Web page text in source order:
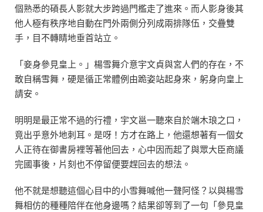
個熟悉的碩長人影就大步跨過門檻走了進來。而人影身後其
他人極有秩序地自動在門外兩側分列成兩排隊伍，交疊雙
手，目不轉睛地垂首站立。
「妾身參見皇上。」楊雪舞介意宇文貞與宮人們的存在，不
敢自稱雪舞，硬是循正常體例由跪姿站起身來，躬身向皇上
請安。
明明是最正常不過的行禮，宇文邕一聽來自於端木琅之口，
竟出乎意外地刺耳。是呀！方才在路上，他還想著有一個女
人正待在御書房裡等著他回去，心中因而起了與眾大臣商議
完國事後，片刻也不停留便要趕回去的想法。
他不就是想聽這個心目中的小雪舞喊他一聲阿怪？以與楊雪
舞相仿的種種陪伴在他身邊嗎？結果卻等到了一句「參見皇